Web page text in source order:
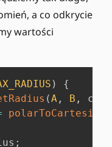
a co odkrycie
wartości
)
{
(A , B ,
polarToCartesian
;